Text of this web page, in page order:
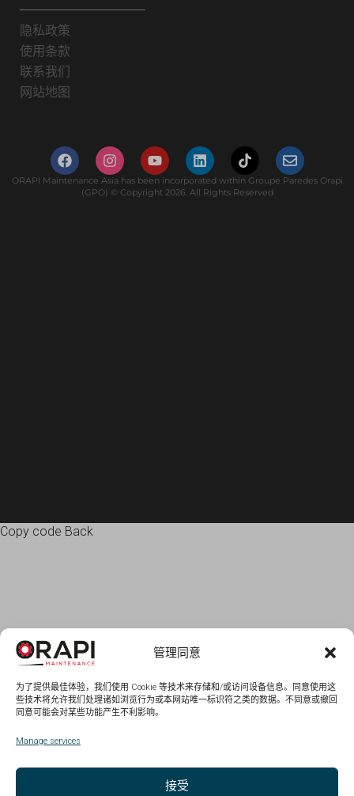
管理同意
为了提供最佳体验，我们使用 Cookie 等技术来存储和/或访问设备信息。同意使用这
些技术将允许我们处理诸如浏览行为或本网站唯一标识符之类的数据。不同意或撤回
同意可能会对某些功能产生不利影响。
Manage services
接受
隐私政策
使用条款
联系我们
网站地图
ORAPI Maintenance Asia has been incorporated within Groupe Paredes Orapi
(GPO) © Copyright 2026. All Rights Reserved
Copy code Back